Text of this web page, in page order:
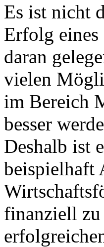
Es ist nicht
Erfolg eines
daran
vielen
im Bereich
besser
Deshalb ist
beispielhaft
finanziell zu